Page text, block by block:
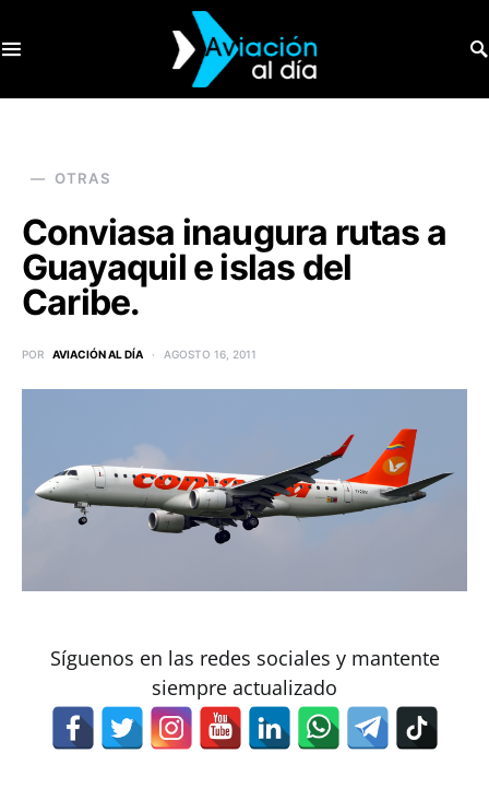
OTRAS
Conviasa inaugura rutas a
Guayaquil e islas del
Caribe.
POR AVIACIÓN AL DÍA AGOSTO 16, 2011
Síguenos en las redes sociales y mantente
siempre actualizado